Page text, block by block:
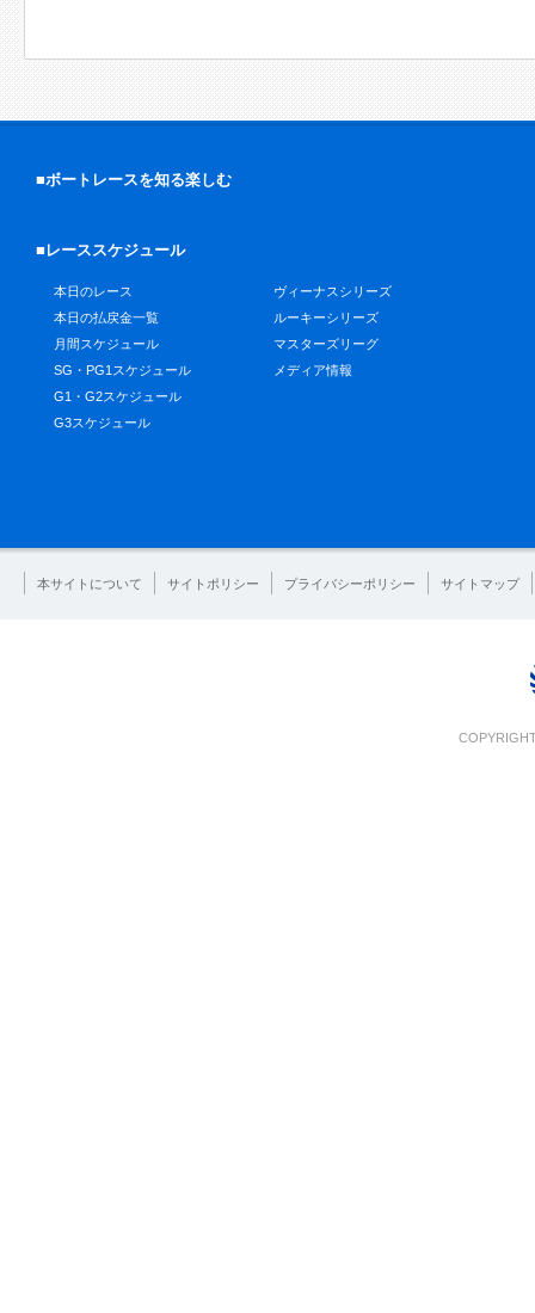
■ボートレースを知る楽しむ
■レーススケジュール
本日のレース
本日の払戻金一覧
月間スケジュール
SG・PG1スケジュール
G1・G2スケジュール
G3スケジュール
ヴィーナスシリーズ
ルーキーシリーズ
マスターズリーグ
メディア情報
本サイトについて サイトポリシー プライバシーポリシー サイトマップ